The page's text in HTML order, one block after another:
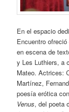
En el espacio
Encuentro
en escena de
y Les Luthiers, a
Mateo. Actrices:
Martínez,
poesía erótica
Venus, del poeta